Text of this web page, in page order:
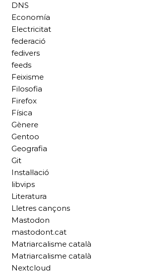
DNS
Economía
Electricitat
federació
fedivers
feeds
Feixisme
Filosofia
Firefox
Física
Gènere
Gentoo
Geografia
Git
Instal·lació
libvips
Literatura
Lletres cançons
Mastodon
mastodont.cat
Matriarcalisme català
Matriarcalisme català
Nextcloud